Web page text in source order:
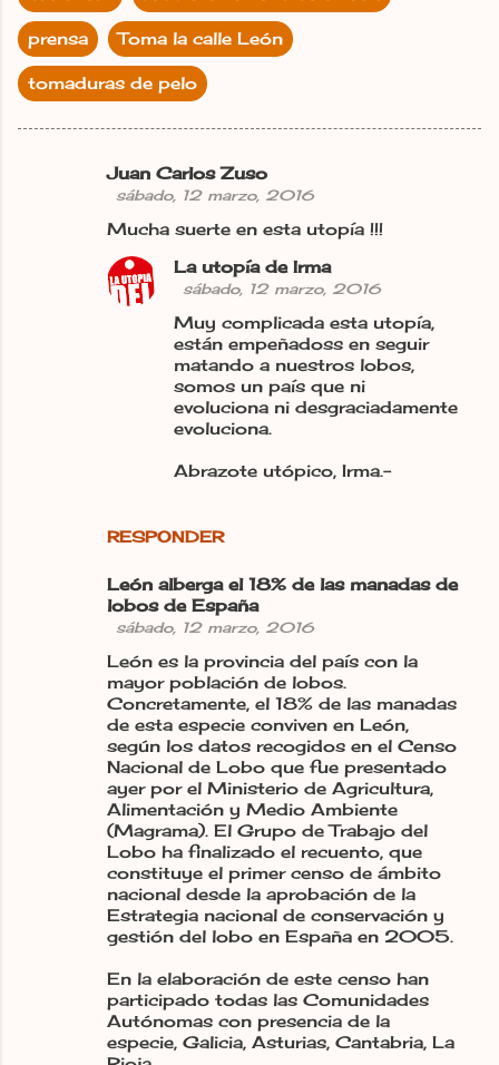
prensa Toma la calle León
tomaduras de pelo
Juan Carlos Zuso
sábado, 12 marzo, 2016
Mucha suerte en esta utopía !!!
RESPONDER
La utopía de Irma
sábado, 12 marzo, 2016
Muy complicada esta utopía,
están empeñadoss en seguir
matando a nuestros lobos,
somos un país que ni
evoluciona ni desgraciadamente
evoluciona.
Abrazote utópico, Irma.-
León alberga el 18% de las manadas de
lobos de España
sábado, 12 marzo, 2016
León es la provincia del país con la
mayor población de lobos.
Concretamente, el 18% de las manadas
de esta especie conviven en León,
según los datos recogidos en el Censo
Nacional de Lobo que fue presentado
ayer por el Ministerio de Agricultura,
Alimentación y Medio Ambiente
(Magrama). El Grupo de Trabajo del
Lobo ha finalizado el recuento, que
constituye el primer censo de ámbito
nacional desde la aprobación de la
Estrategia nacional de conservación y
gestión del lobo en España en 2005.
En la elaboración de este censo han
participado todas las Comunidades
Autónomas con presencia de la
especie, Galicia, Asturias, Cantabria, La